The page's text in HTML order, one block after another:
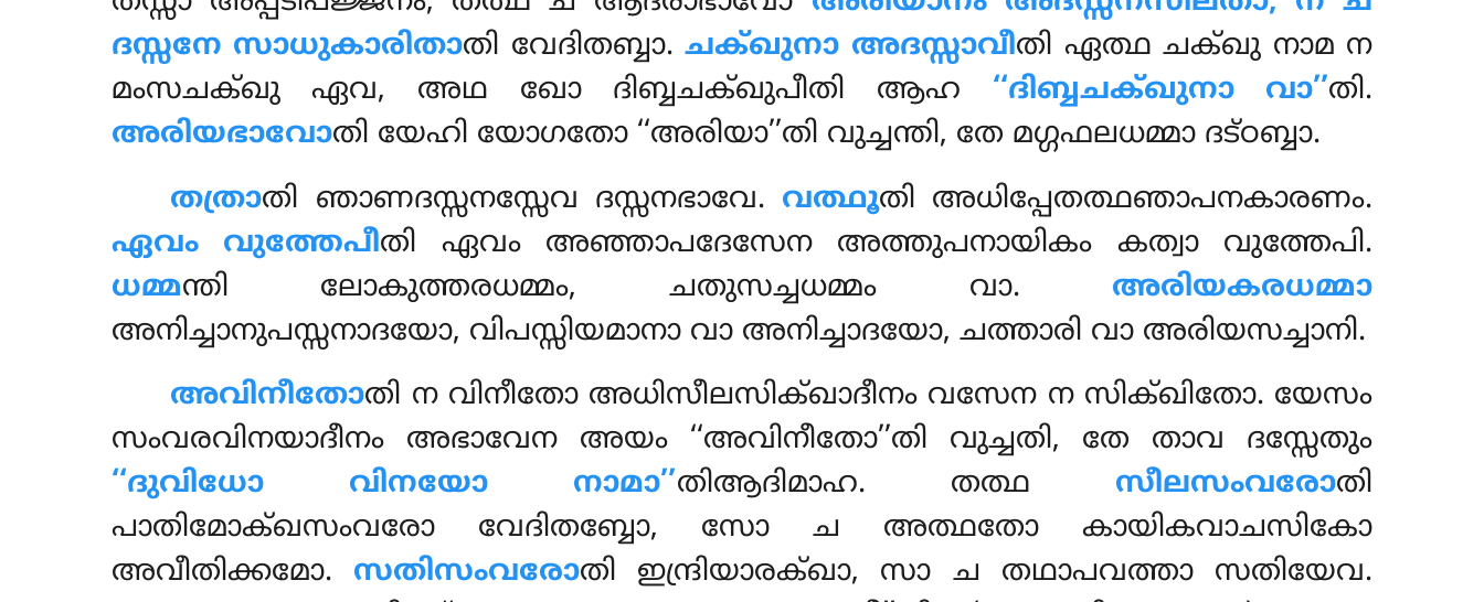
ദസ്സനേ സാധുകാരിതാതി വേദിതബ്ബാ.ചക്ഖുനാ അദസ്സാവീതി ഏത്ഥ ചക്ഖു നാമ ന
മംസചക്ഖു ഏവ, അഥ ഖോ ദിബ്ബചക്ഖുപീതി ആഹ ‘‘ദിബ്ബചക്ഖുനാ വാ’’തി.
അരിയഭാവോതി യേഹി യോഗതോ ‘‘അരിയാ’’തി വുച്ചന്തി, തേ മഗ്ഗഫലധമ്മാ ദട്ഠബ്ബാ.
തത്രാതി ഞാണദസ്സനസ്സേവ ദസ്സനഭാവേ. വത്ഥൂതി അധിപ്പേതത്ഥഞാപനകാരണം.
ഏവം വുത്തേപീതി ഏവം അഞ്ഞാപദേസേന അത്തുപനായികം കത്വാ വുത്തേപി.
ധമ്മന്തി ലോകുത്തരധമ്മം, ചതുസച്ചധമ്മം വാ. അരിയകരധമ്മാ
അനിച്ചാനുപസ്സനാദയോ, വിപസ്സിയമാനാ വാ അനിച്ചാദയോ, ചത്താരി വാ അരിയസച്ചാനി.
അവിനീതോതി ന വിനീതോ അധിസീലസിക്ഖാദീനം വസേന ന സിക്ഖിതോ. യേസം
സംവരവിനയാദീനം അഭാവേന അയം ‘‘അവിനീതോ’’തി വുച്ചതി, തേ താവ ദസ്സേതും
‘‘ദുവിധോ വിനയോ നാമാ’’തിആദിമാഹ. തത്ഥ സീലസംവരോതി
പാതിമോക്ഖസംവരോ വേദിതബ്ബോ, സോ ച അത്ഥതോ കായികവാചസികോ
അവീതിക്കമോ. സതിസംവരോതി ഇന്ദ്രിയാരക്ഖാ, സാ ച തഥാപവത്താ സതിയേവ.